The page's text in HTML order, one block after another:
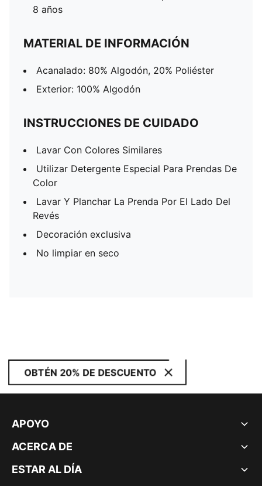
8 años
MATERIAL DE INFORMACIÓN
Acanalado: 80% Algodón, 20% Poliéster
Exterior: 100% Algodón
INSTRUCCIONES DE CUIDADO
Lavar Con Colores Similares
Utilizar Detergente Especial Para Prendas De
Color
Lavar Y Planchar La Prenda Por El Lado Del
Revés
Decoración exclusiva
No limpiar en seco
OBTÉN 20% DE DESCUENTO
APOYO
ACERCA DE
ESTAR AL DÍA